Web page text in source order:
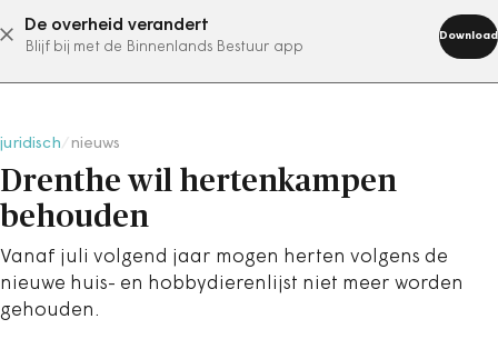
De overheid verandert
Blijf bij met de Binnenlands Bestuur app
Download
abonneer nu
juridisch nieuws
Drenthe wil hertenkampen
behouden
Vanaf juli volgend jaar mogen herten volgens de
nieuwe huis- en hobbydierenlijst niet meer worden
gehouden.